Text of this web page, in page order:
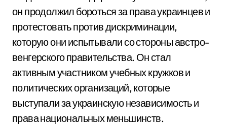
он продолжил бороться за права украинцев и
протестовать против дискриминации,
которую они испытывали со стороны австро-
венгерского правительства. Он стал
активным участником учебных кружков и
политических организаций, которые
выступали за украинскую независимость и
права национальных меньшинств.